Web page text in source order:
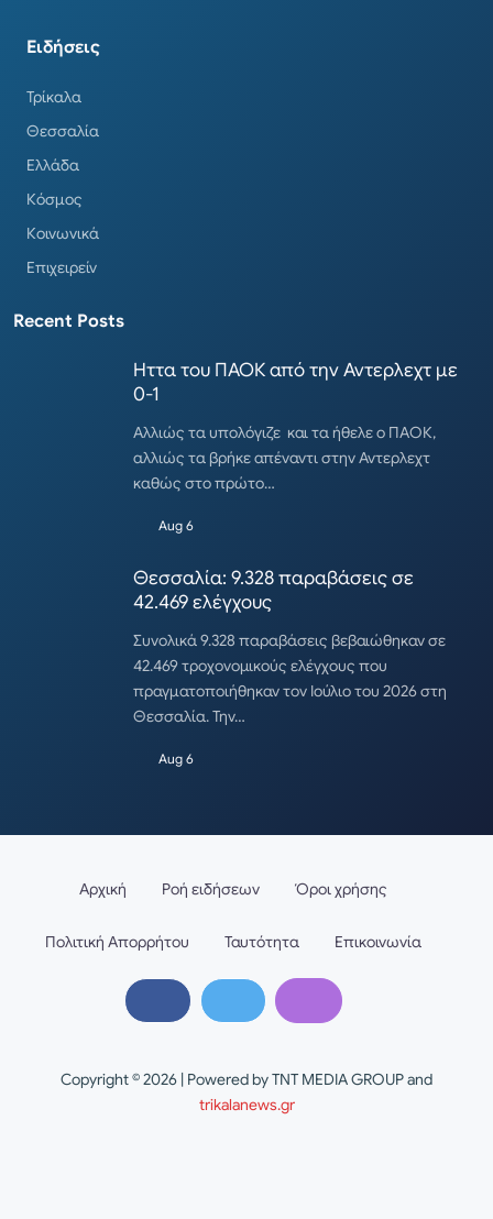
Ειδήσεις
Τρίκαλα
Θεσσαλία
Ελλάδα
Κόσμος
Κοινωνικά
Επιχειρείν
Recent Posts
Ηττα του ΠΑΟΚ από την Αντερλεχτ με
0-1
Αλλιώς τα υπολόγιζε και τα ήθελε ο ΠΑΟΚ,
αλλιώς τα βρήκε απέναντι στην Αντερλεχτ
καθώς στο πρώτο…
Aug 6
Θεσσαλία: 9.328 παραβάσεις σε
42.469 ελέγχους
Συνολικά 9.328 παραβάσεις βεβαιώθηκαν σε
42.469 τροχονομικούς ελέγχους που
πραγματοποιήθηκαν τον Ιούλιο του 2026 στη
Θεσσαλία. Την…
Aug 6
Copyright © 2026 | Powered by TNT MEDIA GROUP and
trikalanews.gr
Αρχική Ροή ειδήσεων Όροι χρήσης
Πολιτική Απορρήτου Ταυτότητα Επικοινωνία